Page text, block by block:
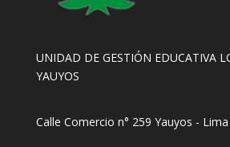
UNIDAD DE GESTIÓN EDUCATIVA
YAUYOS
Calle Comercio n° 259 Yauyos -